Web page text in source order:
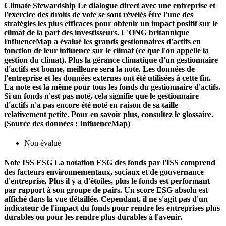
Climate Stewardship Le dialogue direct avec une entreprise et
l'exercice des droits de vote se sont révélés être l'une des
stratégies les plus efficaces pour obtenir un impact positif sur le
climat de la part des investisseurs. L'ONG britannique
InfluenceMap a évalué les grands gestionnaires d'actifs en
fonction de leur influence sur le climat (ce que l'on appelle la
gestion du climat). Plus la gérance climatique d'un gestionnaire
d'actifs est bonne, meilleure sera la note. Les données de
l'entreprise et les données externes ont été utilisées à cette fin.
La note est la même pour tous les fonds du gestionnaire d'actifs.
Si un fonds n'est pas noté, cela signifie que le gestionnaire
d'actifs n'a pas encore été noté en raison de sa taille
relativement petite. Pour en savoir plus, consultez le glossaire.
(Source des données : InfluenceMap)
Non évalué
Note ISS ESG La notation ESG des fonds par l'ISS comprend
des facteurs environnementaux, sociaux et de gouvernance
d'entreprise. Plus il y a d'étoiles, plus le fonds est performant
par rapport à son groupe de pairs. Un score ESG absolu est
affiché dans la vue détaillée. Cependant, il ne s'agit pas d'un
indicateur de l'impact du fonds pour rendre les entreprises plus
durables ou pour les rendre plus durables à l'avenir.